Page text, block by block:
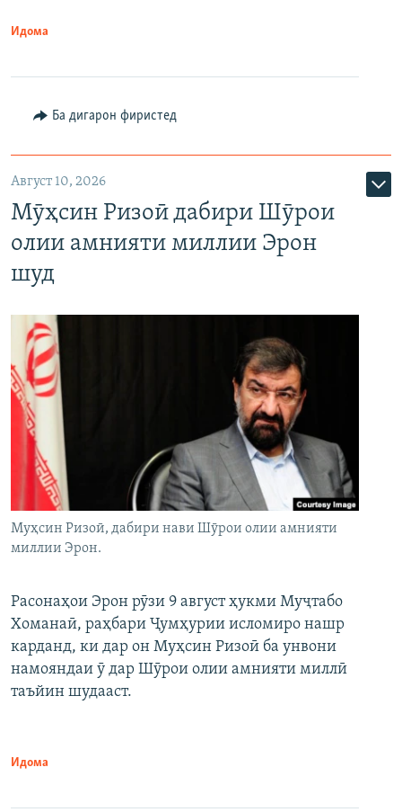
Идома
Ба дигарон фиристед
Август 10, 2026
Мӯҳсин Ризоӣ дабири Шӯрои
олии амнияти миллии Эрон
шуд
Муҳсин Ризоӣ, дабири нави Шӯрои олии амнияти
миллии Эрон.
Расонаҳои Эрон рӯзи 9 август ҳукми Муҷтабо
Хоманаӣ, раҳбари Ҷумҳурии исломиро нашр
карданд, ки дар он Муҳсин Ризоӣ ба унвони
намояндаи ӯ дар Шӯрои олии амнияти миллӣ
таъйин шудааст.
Идома